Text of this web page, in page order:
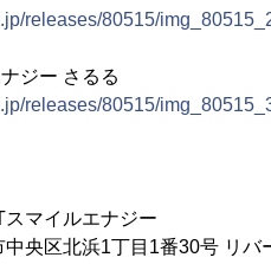
releases/80515/
ジー さるる
releases/80515/
マイルエナジー
中央区北浜1丁目1番30号 リバ